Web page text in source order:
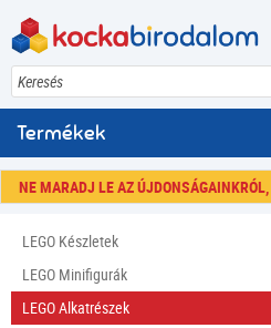
Keresés
Termékek
NE MARADJ LE AZ ÚJDONSÁGAINKRÓL,
LEGO Készletek
LEGO Minifigurák
LEGO Alkatrészek